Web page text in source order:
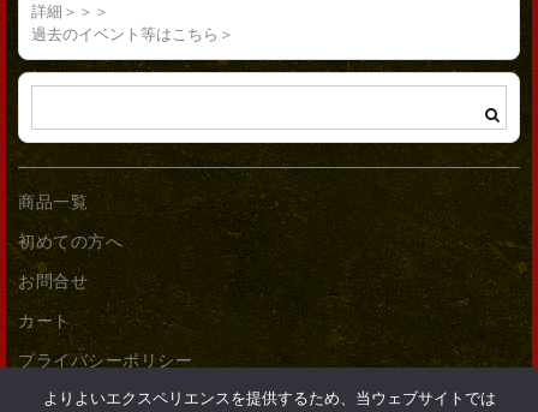
詳細＞＞＞
過去のイベント等はこちら＞
商品一覧
初めての方へ
お問合せ
カート
プライバシーポリシー
よりよいエクスペリエンスを提供するため、当ウェブサイトでは